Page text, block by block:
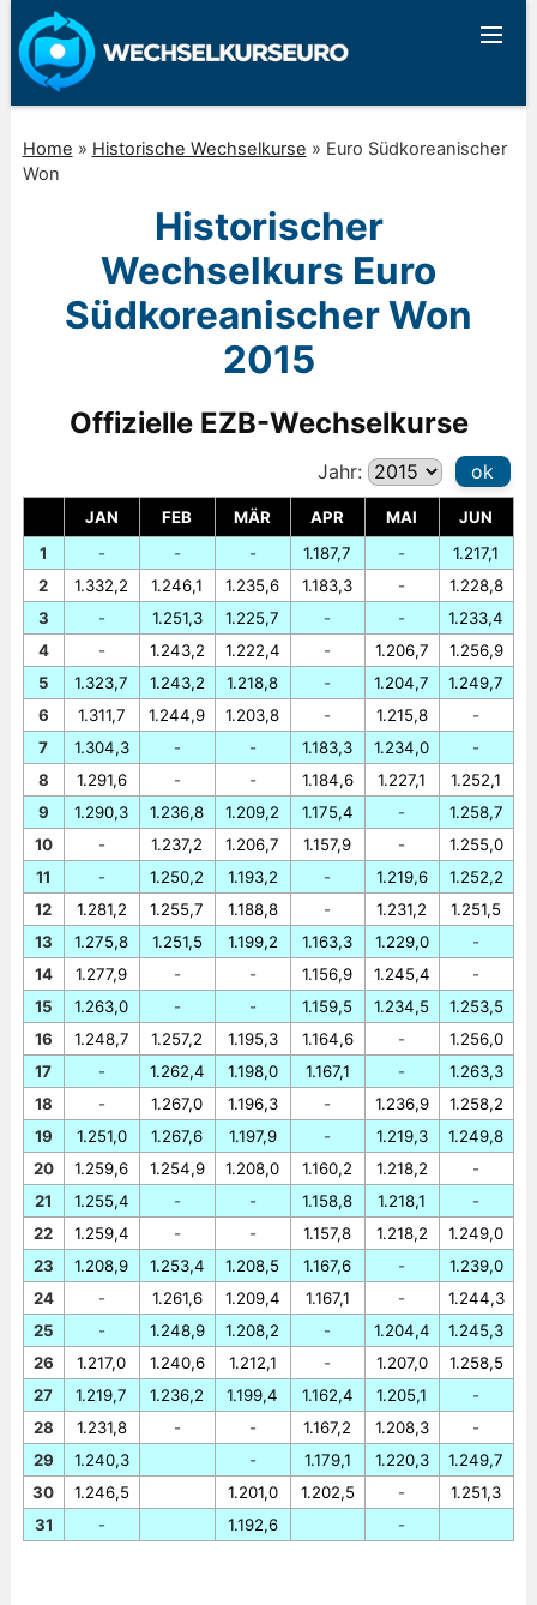
Home » Historische Wechselkurse » Euro Südkoreanischer
Won
Historischer
Wechselkurs Euro
Südkoreanischer Won
2015
Offizielle EZB-Wechselkurse
Jahr: ok
JAN FEB MÄR APR MAI
JUN
1
2
3
4
5
6
7
8
9
10
11
12
13
14
15
16
17
18
19
20
21
22
23
24
25
26
27
28
29
30
31
-
1.332,2
-
-
1.323,7
1.311,7
1.304,3
1.291,6
1.290,3
-
-
1.281,2
1.275,8
1.277,9
1.263,0
1.248,7
-
-
1.251,0
1.259,6
1.255,4
1.259,4
1.208,9
-
-
1.217,0
1.219,7
1.231,8
1.240,3
1.246,5
-
-
1.246,1
1.251,3
1.243,2
1.243,2
1.244,9
-
-
1.236,8
1.237,2
1.250,2
1.255,7
1.251,5
-
-
1.257,2
1.262,4
1.267,0
1.267,6
1.254,9
-
-
1.253,4
1.261,6
1.248,9
1.240,6
1.236,2
-
-
1.235,6
1.225,7
1.222,4
1.218,8
1.203,8
-
-
1.209,2
1.206,7
1.193,2
1.188,8
1.199,2
-
-
1.195,3
1.198,0
1.196,3
1.197,9
1.208,0
-
-
1.208,5
1.209,4
1.208,2
1.212,1
1.199,4
-
-
1.201,0
1.192,6
1.187,7
1.183,3
-
-
-
-
1.183,3
1.184,6
1.175,4
1.157,9
-
-
1.163,3
1.156,9
1.159,5
1.164,6
1.167,1
-
-
1.160,2
1.158,8
1.157,8
1.167,6
1.167,1
-
-
1.162,4
1.167,2
1.179,1
1.202,5
-
-
-
1.206,7
1.204,7
1.215,8
1.234,0
1.227,1
-
-
1.219,6
1.231,2
1.229,0
1.245,4
1.234,5
-
-
1.236,9
1.219,3
1.218,2
1.218,1
1.218,2
-
-
1.204,4
1.207,0
1.205,1
1.208,3
1.220,3
-
-
1.217,1
1.228,8
1.233,4
1.256,9
1.249,7
-
-
1.252,1
1.258,7
1.255,0
1.252,2
1.251,5
-
-
1.253,5
1.256,0
1.263,3
1.258,2
1.249,8
-
-
1.249,0
1.239,0
1.244,3
1.245,3
1.258,5
-
-
1.249,7
1.251,3